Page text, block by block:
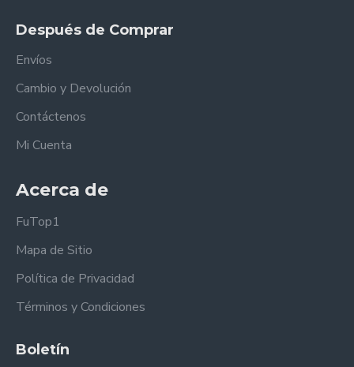
Después de Comprar
Envíos
Cambio y Devolución
Contáctenos
Mi Cuenta
Acerca de
FuTop1
Mapa de Sitio
Política de Privacidad
Términos y Condiciones
Boletín